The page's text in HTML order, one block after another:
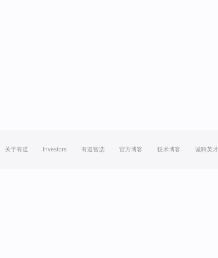
关于有道 Investors 有道智选 官方博客 技术博客 诚聘英才